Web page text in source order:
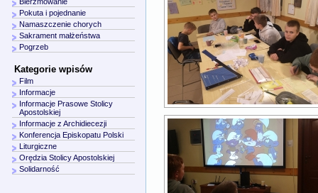
Pokuta i pojednanie
Namaszczenie chorych
Sakrament małżeństwa
Pogrzeb
Kategorie wpisów
Film
Informacje
Informacje Prasowe Stolicy
Apostolskiej
Informacje z Archidiecezji
Konferencja Episkopatu Polski
Liturgiczne
Orędzia Stolicy Apostolskiej
Solidarność